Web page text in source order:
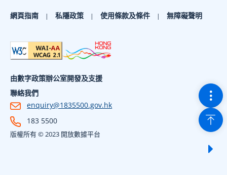
切
回到
網頁指南 私隱政策 使用條款及條件 無障礙聲明
由數字政策辦公室開發及支援
聯絡我們
enquiry@1835500.gov.hk
183 5500
版權所有 © 2023 開放數據平台